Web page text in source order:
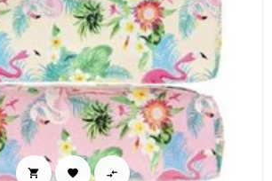
  